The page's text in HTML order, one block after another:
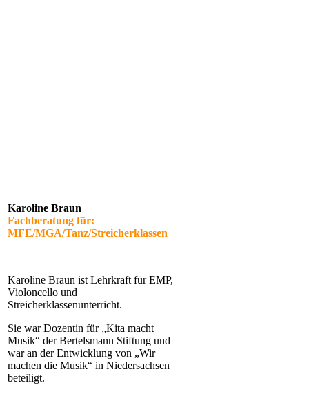
Karoline Braun
Fachberatung für:
MFE/MGA/Tanz/Streicherklassen
Karoline Braun ist Lehrkraft für EMP,
Violoncello und
Streicherklassenunterricht.
Sie war Dozentin für „Kita macht
Musik“ der Bertelsmann Stiftung und
war an der Entwicklung von „Wir
machen die Musik“ in Niedersachsen
beteiligt.